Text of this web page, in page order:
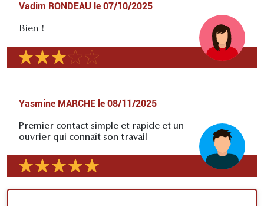
Vadim RONDEAU le 07/10/2025
Bien !
Yasmine MARCHE le 08/11/2025
Premier contact simple et rapide et un
ouvrier qui connaît son travail